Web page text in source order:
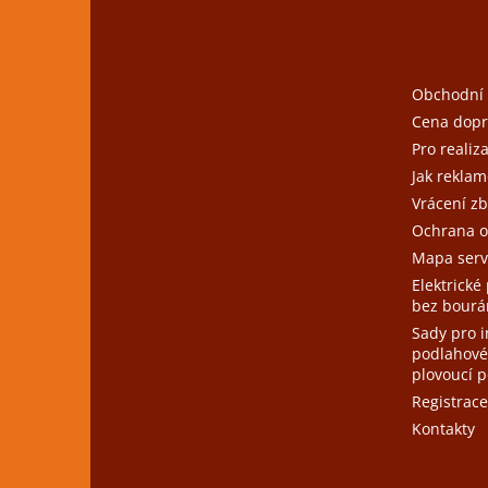
Cena
Pro
Jak
Vrácení
Ochrana
Mapa
bez
Sady pro
plovoucí
Kontakty